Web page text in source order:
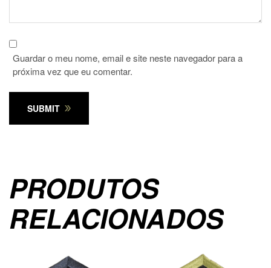
Guardar o meu nome, email e site neste navegador para a
próxima vez que eu comentar.
SUBMIT
PRODUTOS
RELACIONADOS